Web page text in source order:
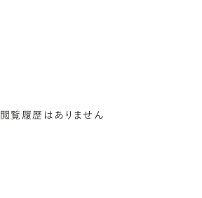
閲覧履歴はありません